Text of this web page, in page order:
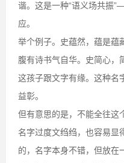
谐。这是一种“语义场共振
应。
举个例子。史蕴然，蕴是蕴
腹有诗书气自华。史简心，
这孩子跟文字有缘。这种名
益彰。
但有意思的是，不能全往这
名字过度文绉绉，也容易显
的，名字本身不错，但放在